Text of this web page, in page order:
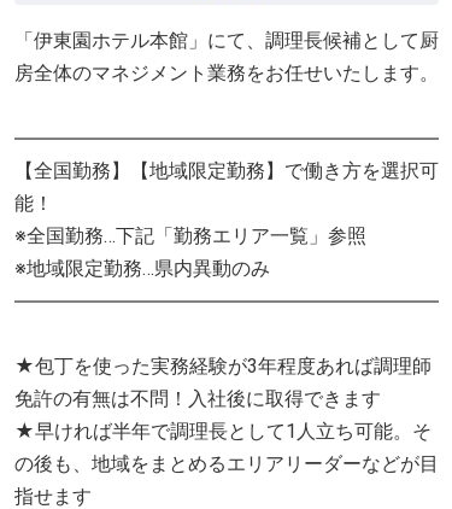
「伊東園ホテル本館」にて、調理長候補として厨
房全体のマネジメント業務をお任せいたします。
――――――――――――――――――――――
【全国勤務】【地域限定勤務】で働き方を選択可
能！
※全国勤務…下記「勤務エリア一覧」参照
※地域限定勤務…県内異動のみ
――――――――――――――――――――――
★包丁を使った実務経験が3年程度あれば調理師
免許の有無は不問！入社後に取得できます
★早ければ半年で調理長として1人立ち可能。そ
の後も、地域をまとめるエリアリーダーなどが目
指せます